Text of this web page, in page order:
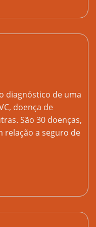
diagnóstico de uma
doença de
São 30 doenças,
relação a seguro de